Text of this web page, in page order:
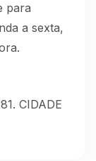
para
a sexta,
CIDADE